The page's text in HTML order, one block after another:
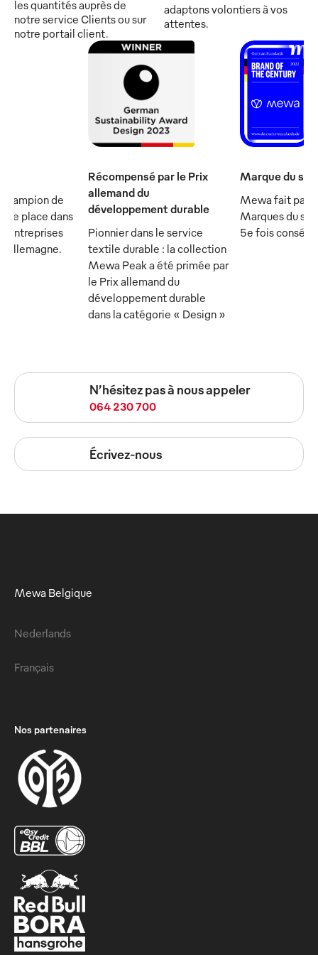
les quantités auprès de
notre service Clients ou sur
notre portail client.
adaptons volontiers à vos
attentes.
de
se place dans
entreprises
Allemagne.
Récompensé par le Prix
allemand du
développement durable
Pionnier dans le service
textile durable : la collection
Mewa Peak a été primée par
le Prix allemand du
développement durable
dans la catégorie « Design »
Marque du
Mewa fait
Marques du
5e fois
N’hésitez pas à nous appeler
064 230 700
Écrivez-nous
Mewa Belgique
Nederlands
Français
Nos partenaires